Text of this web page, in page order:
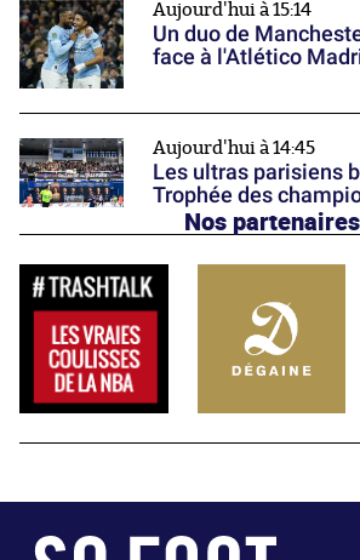
Aujourd'hui à 15:14
Un duo de
face à l'Atlético
Aujourd'hui à 14:45
Les ultras parisiens
Trophée des
Nos partenaires